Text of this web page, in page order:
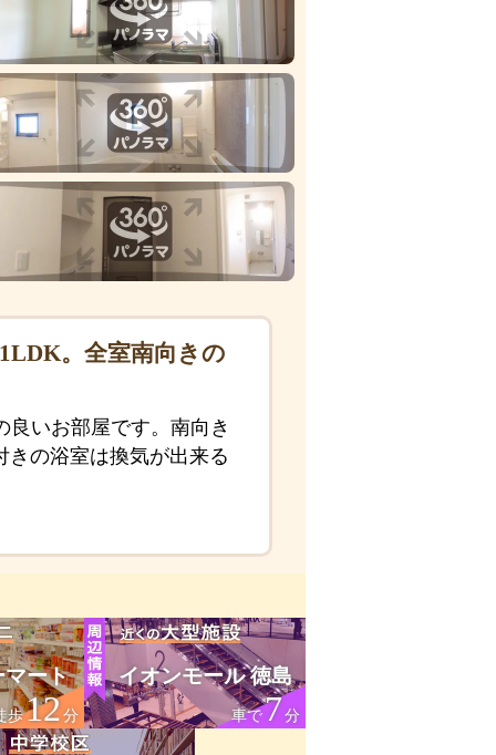
。全室南向きの
いお部屋です。南向き
の浴室は換気が出来る
ート
歩12分
イオンモール 徳島
車で7分